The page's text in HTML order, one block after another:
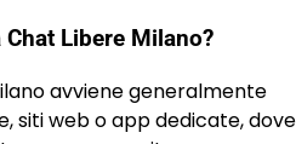
Libere Milano?
avviene generalmente
siti web o app dedicate, dove